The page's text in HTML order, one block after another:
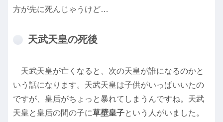
方が先に死んじゃうけど…
天武天皇の死後
天武天皇が亡くなると、次の天皇が誰になるのかと
いう話になります。天武天皇は子供がいっぱいいたの
ですが、皇后がちょっと暴れてしまうんですね。天武
天皇と皇后の間の子に草壁皇子という人がいました。